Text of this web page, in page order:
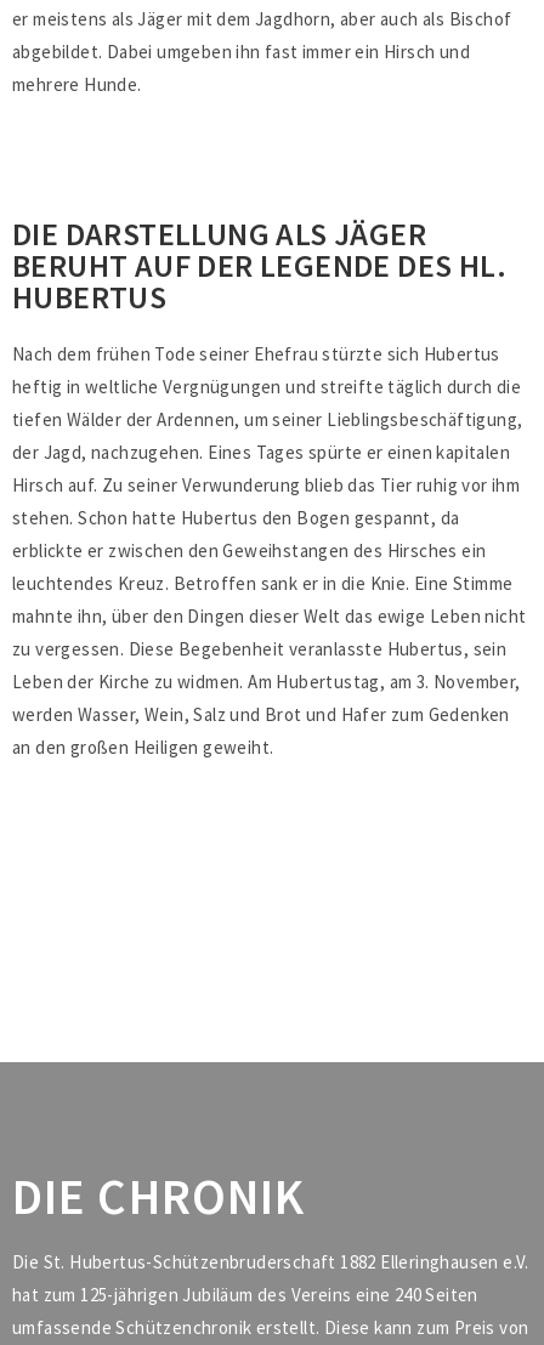
er meistens als Jäger mit dem Jagdhorn, aber auch als Bischof
abgebildet. Dabei umgeben ihn fast immer ein Hirsch und
mehrere Hunde.
DIE DARSTELLUNG ALS JÄGER
BERUHT AUF DER LEGENDE DES HL.
HUBERTUS
Nach dem frühen Tode seiner Ehefrau stürzte sich Hubertus
heftig in weltliche Vergnügungen und streifte täglich durch die
tiefen Wälder der Ardennen, um seiner Lieblingsbeschäftigung,
der Jagd, nachzugehen. Eines Tages spürte er einen kapitalen
Hirsch auf. Zu seiner Verwunderung blieb das Tier ruhig vor ihm
stehen. Schon hatte Hubertus den Bogen gespannt, da
erblickte er zwischen den Geweihstangen des Hirsches ein
leuchtendes Kreuz. Betroffen sank er in die Knie. Eine Stimme
mahnte ihn, über den Dingen dieser Welt das ewige Leben nicht
zu vergessen. Diese Begebenheit veranlasste Hubertus, sein
Leben der Kirche zu widmen. Am Hubertustag, am 3. November,
werden Wasser, Wein, Salz und Brot und Hafer zum Gedenken
an den großen Heiligen geweiht.
DIE CHRONIK
Die St. Hubertus-Schützenbruderschaft 1882 Elleringhausen e.V.
hat zum 125-jährigen Jubiläum des Vereins eine 240 Seiten
umfassende Schützenchronik erstellt. Diese kann zum Preis von